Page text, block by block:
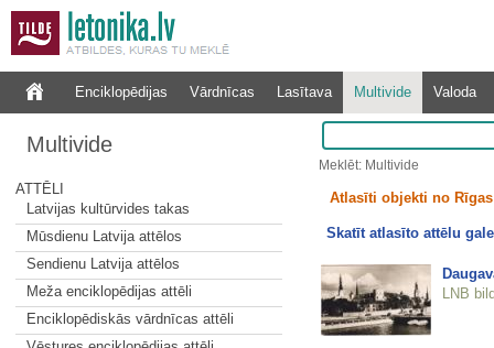
Enciklopēdijas Vārdnīcas Lasītava Multivide Valoda
Multivide
ATTĒLI
Latvijas kultūrvides takas
Mūsdienu Latvija attēlos
Sendienu Latvija attēlos
Meža enciklopēdijas attēli
Enciklopēdiskās vārdnīcas attēli
Meklēt: Multivide
Atlasīti objekti no
Skatīt atlasīto attēlu
LNB